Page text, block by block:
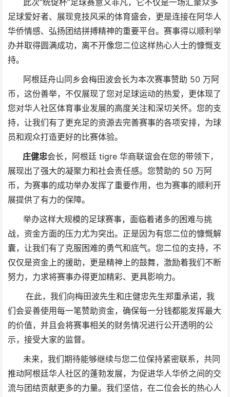
此次“统促杯”足球赛意义非凡，它不仅是一场汇聚众多
足球爱好者、展现竞技风采的体育盛会，更是连接在阿华人
华侨情感、弘扬团结拼搏精神的重要平台。赛事得以顺利举
办并取得圆满成功，离不开像您二位这样热心人士的慷慨支
持。
阿根廷舟山同乡会梅田波会长为本次赛事赞助 50 万阿
币，这份善举，不仅展现了您对足球运动的热爱，更体现了
您对华人社区体育事业发展的高度关注和深切关怀。您的支
持，让我们有了更充足的资源去完善赛事的各项安排，为球
员和观众打造更好的比赛体验。
庄健忠会长，阿根廷 tigre 华商联谊会在您的带领下，
展现出了强大的凝聚力和社会责任感。您赞助的 50 万阿
币，为赛事的成功举办发挥了重要作用，也为赛事的顺利开
展提供了有力的保障。
举办这样大规模的足球赛事，面临着诸多的困难与挑
战，资金方面的压力尤为突出。正是因为有您二位的慷慨解
囊，让我们有了克服困难的勇气和底气。您二位的支持，不
仅仅是资金上的援助，更是精神上的鼓舞，激励着我们不断
努力，力求将赛事办得更加精彩、更具影响力。
在此，我们向梅田波先生和庄健忠先生郑重承诺，我
们会妥善使用每一笔赞助资金，确保每一分钱都能发挥最大
的价值，并且会将赛事相关的财务情况进行公开透明的公
示，接受大家的监督。
未来，我们期待能够继续与您二位保持紧密联系，共同
推动阿根廷华人社区的蓬勃发展，为促进华人华侨之间的交
流与团结贡献更多的力量。我们坚信，在二位会长的热心人